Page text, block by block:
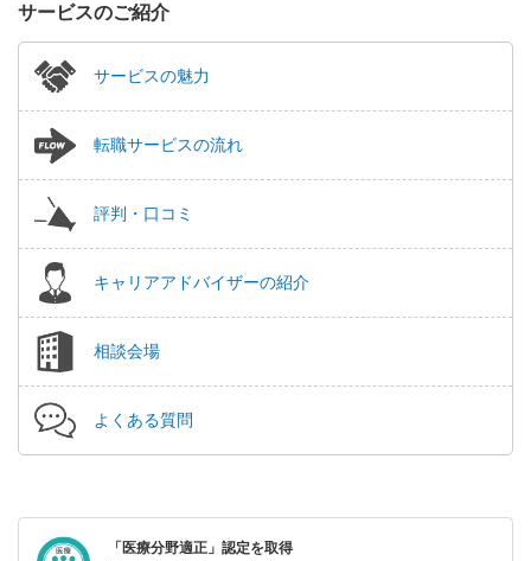
サービスのご紹介
サービスの魅力
転職サービスの流れ
評判・口コミ
キャリアアドバイザーの紹介
相談会場
よくある質問
「医療分野適正」認定を取得